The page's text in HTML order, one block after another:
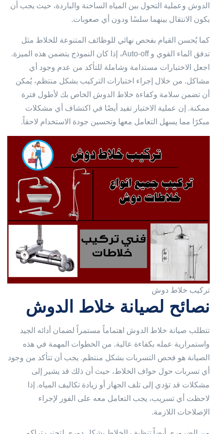
الدوش وعملية التحول بين المياه الساخنة والباردة، حيث يجب أن
يكون الانتقال بينهما سلسًا ودون أي صعوبات.
كما يُحسن القيام بفحص نهائي للوظائف المتنوعة للخلاط مثل
تدفق الماء القوي و Auto-off، إذا كان النموذج يتضمن هذه الميزة.
اجعل الاختبارات مستدامة وشاملة للتأكد من عدم وجود أي
مشاكل. من خلال إجراء اختبارات التركيب بشكل منتظم، يُمكن
أن تضمن سلامة وكفاءة خلاط الدوش الخاص بك لأطول فترة
ممكنة. إن عملية الاختبار تفيد أيضًا في اكتشاف أي مشكلات
مبكرًا مما يسهل التعامل معها وتحسين جودة الاستخدام لاحقاً.
تركيب خلاط دوش
نصائح لصيانة خلاط الدوش
تتطلب صيانة خلاط الدوش اهتماماً مستمراً لضمان أدائه الجيد
واستمرارية عمله بكفاءة عالية. من الخطوات المهمة في هذه
الصيانة هو فحص التسربات بشكل منتظم. يجب أن تتأكد من وجود
أي تسربات حول حواف الخلاط، حيث أن ذلك قد يشير إلى
مشكلات قد تؤدي إلى تلف الجهاز أو زيادة تكاليف المياه. إذا
لاحظت أي تسريب، يجب التعامل معه على الفور لإجراء
الإصلاحات اللازمة.